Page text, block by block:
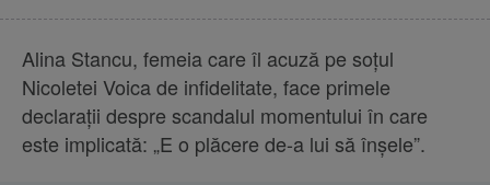
Alina Stancu, femeia care îl acuză pe soțul
Nicoletei Voica de infidelitate, face primele
declarații despre scandalul momentului în care
este implicată: „E o plăcere de-a lui să înșele”.